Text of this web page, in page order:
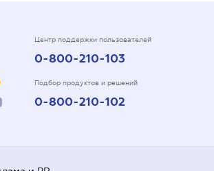
Центр поддержки пользователей
0-800-210-103
Подбор продуктов и решений
0-800-210-102